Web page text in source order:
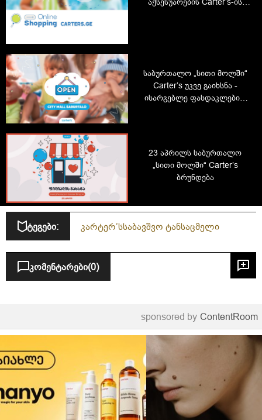
საბურთალო „სითი მოლში“
Carter’s უკვე გაიხსნა -
ისარგებლე ფასდაკლებით
23 აპრილს საბურთალო
„სითი მოლში“ Carter’s
ბრუნდება
ტეგები: კარტერ’სსაბავშვო ტანსაცმელი
კომენტარები(0)
sponsored by ContentRoom